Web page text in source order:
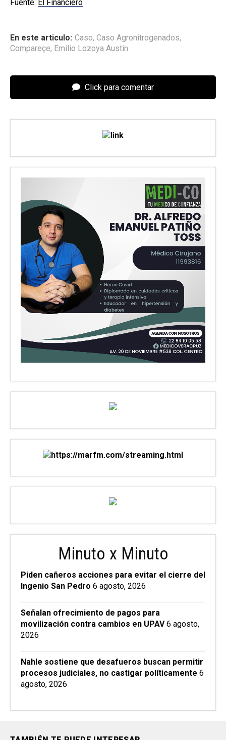
Fuente: El Financiero
En este articulo: Caso, Caso Agronitrogenados,
Compareçe, Emilio Lozoya Austin
Click para comentar
Minuto x Minuto
Piden cañeros acciones para evitar el cierre del
Ingenio San Pedro 6 agosto, 2026
Señalan ofrecimiento de pagos para
movilización contra cambios en UPAV 6 agosto,
2026
Nahle sostiene que desafueros buscan permitir
procesos judiciales, no castigar políticamente 6
agosto, 2026